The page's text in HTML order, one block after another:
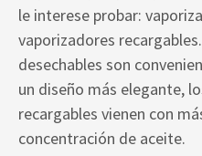
le interese probar:
vaporizadores
desechables son
un diseño más elegante,
recargables vienen con
concentración de aceite.